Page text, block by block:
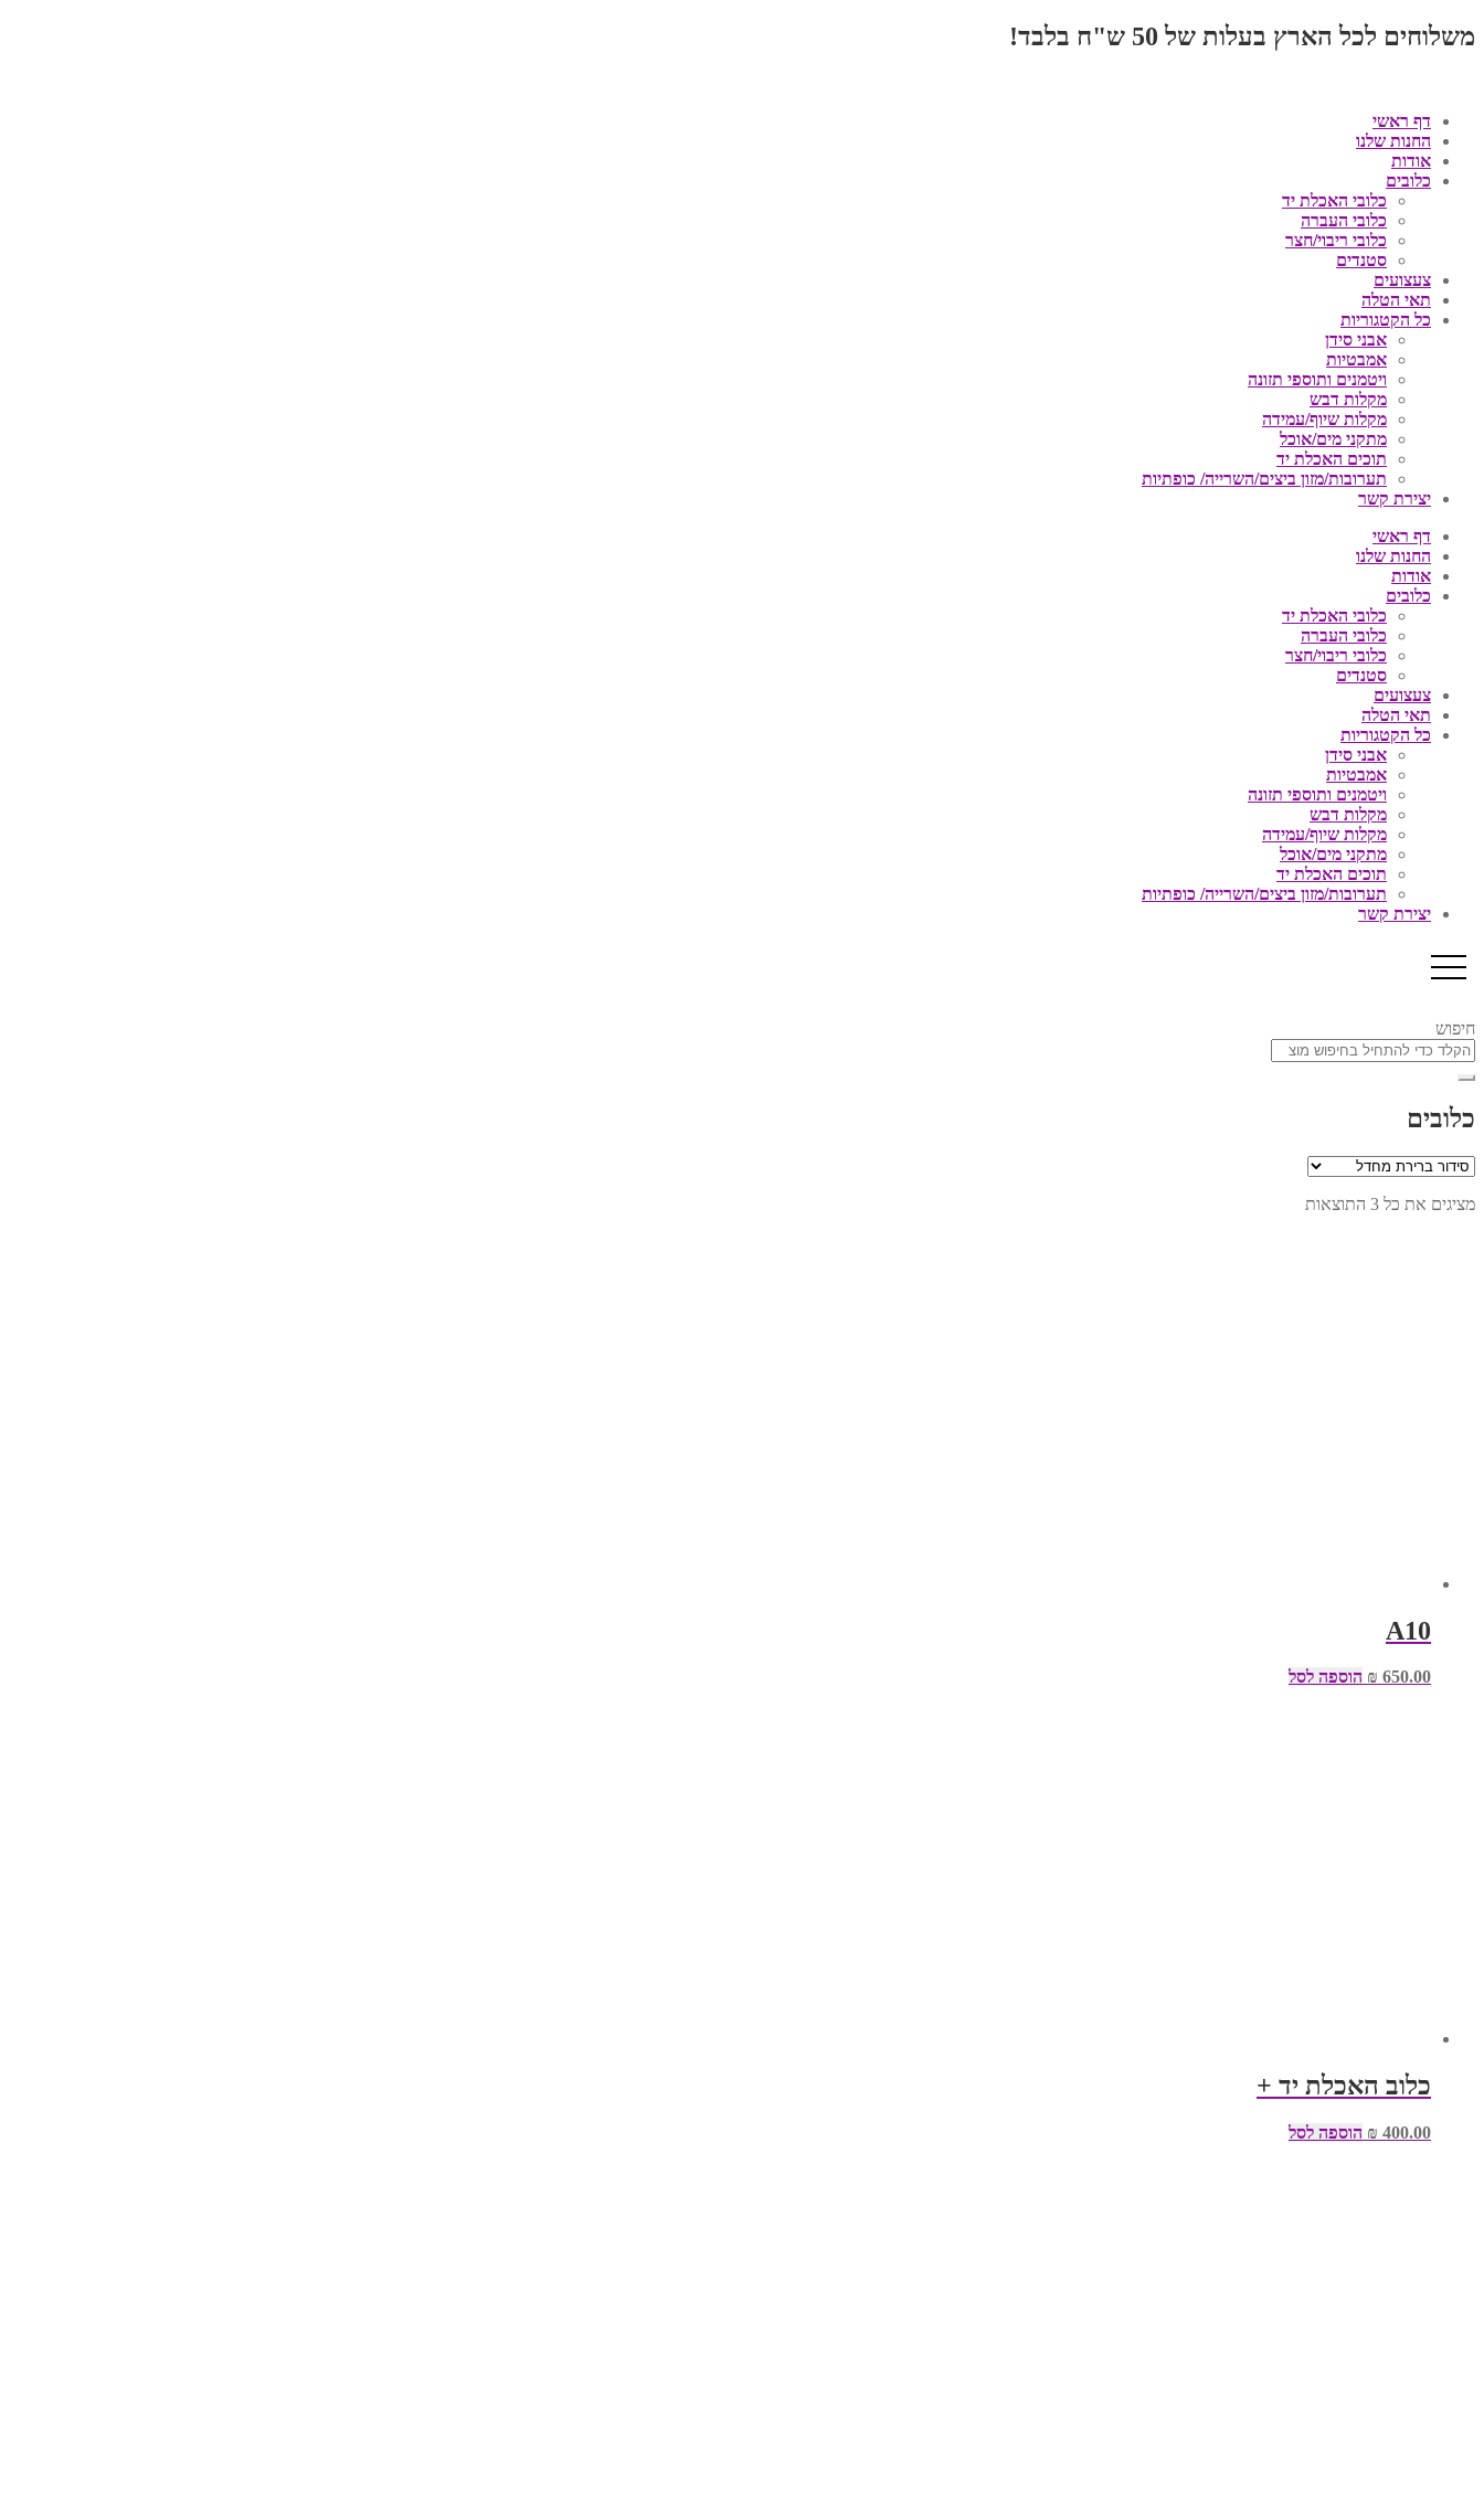
משלוחים לכל הארץ בעלות של 50 ש"ח בלבד!
דף ראשי
החנות שלנו
אודות
כלובים
כלובי האכלת יד
כלובי העברה
כלובי ריבוי/חצר
סטנדים
צעצועים
תאי הטלה
כל הקטגוריות
אבני סידן
אמבטיות
ויטמנים ותוספי תזונה
מקלות דבש
מקלות שיוף/עמידה
מתקני מים/אוכל
תוכים האכלת יד
תערובות/מזון ביצים/השרייה/ כופתיות
יצירת קשר
דף ראשי
החנות שלנו
אודות
כלובים
כלובי האכלת יד
כלובי העברה
כלובי ריבוי/חצר
סטנדים
צעצועים
תאי הטלה
כל הקטגוריות
אבני סידן
אמבטיות
ויטמנים ותוספי תזונה
מקלות דבש
מקלות שיוף/עמידה
מתקני מים/אוכל
תוכים האכלת יד
תערובות/מזון ביצים/השרייה/ כופתיות
יצירת קשר
חיפוש
כלובים
מציגים את כל ⁦3⁩ התוצאות
A10
₪ 650.00 הוספה לסל
כלוב האכלת יד +
₪ 400.00 הוספה לסל